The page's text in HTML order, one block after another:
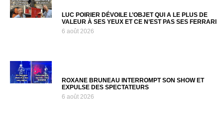
LUC POIRIER DÉVOILE L’OBJET QUI A LE PLUS DE
VALEUR À SES YEUX ET CE N’EST PAS SES FERRARI
6 août 2026
ROXANE BRUNEAU INTERROMPT SON SHOW ET
EXPULSE DES SPECTATEURS
6 août 2026